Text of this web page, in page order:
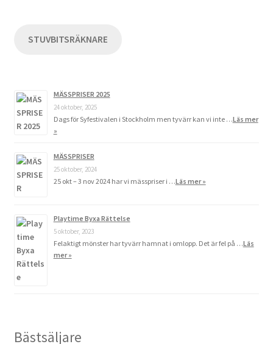
STUVBITSRÄKNARE
MÄSSPRISER 2025
24 oktober, 2025
Dags för Syfestivalen i Stockholm men tyvärr kan vi inte …Läs mer
»
MÄSSPRISER
25 oktober, 2024
25 okt – 3 nov 2024 har vi mässpriser i …Läs mer »
Playtime Byxa Rättelse
5 oktober, 2023
Felaktigt mönster har tyvärr hamnat i omlopp. Det är fel på …Läs
mer »
Bästsäljare